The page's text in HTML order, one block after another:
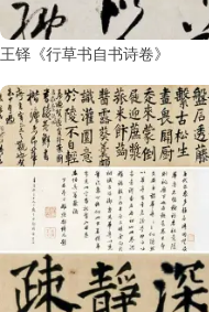
王铎《行草书自书诗卷》